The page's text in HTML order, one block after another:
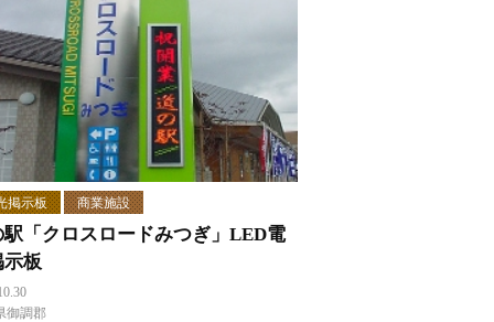
掲示板 商業施設
駅「クロスロードみつぎ」LED電
示板
御調郡